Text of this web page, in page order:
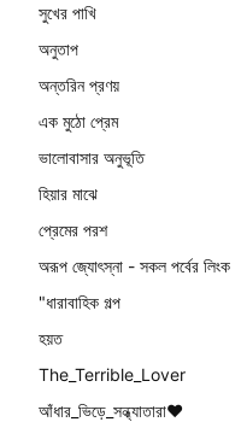
সুখের পাখি
অনুতাপ
অন্তরিন প্রণয়
এক মুঠো প্রেম
ভালোবাসার অনুভূতি
হিয়ার মাঝে
প্রেমের পরশ
অরূপ জ্যোৎস্না - সকল পর্বের লিংক
"ধারাবাহিক গল্প
হয়ত
The_Terrible_Lover
আঁধার_ভিড়ে_সন্ধ্যাতারা❤️